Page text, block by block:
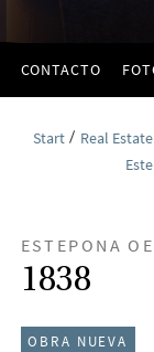
CONTACTO
Start Real Estate
ESTEPONA
1838
OBRA NUEVA